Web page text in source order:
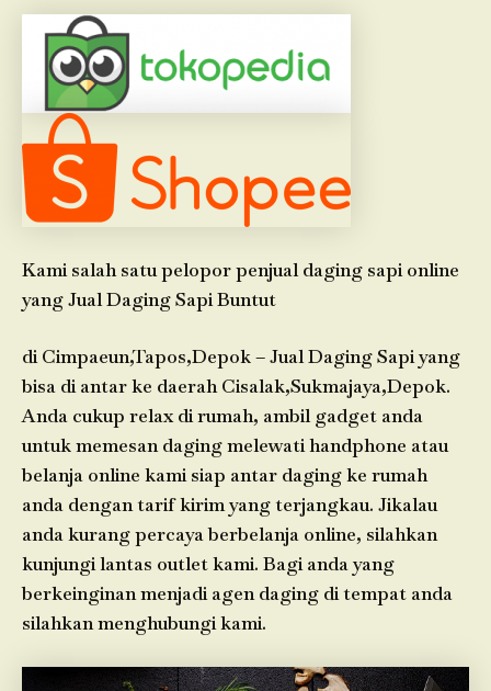
Kami salah satu pelopor penjual daging sapi online
yang Jual Daging Sapi Buntut
di Cimpaeun,Tapos,Depok – Jual Daging Sapi yang
bisa di antar ke daerah Cisalak,Sukmajaya,Depok.
Anda cukup relax di rumah, ambil gadget anda
untuk memesan daging melewati handphone atau
belanja online kami siap antar daging ke rumah
anda dengan tarif kirim yang terjangkau. Jikalau
anda kurang percaya berbelanja online, silahkan
kunjungi lantas outlet kami. Bagi anda yang
berkeinginan menjadi agen daging di tempat anda
silahkan menghubungi kami.